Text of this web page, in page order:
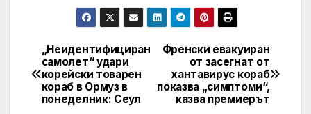
Post
navigation
Френски евакуиран
от засегнат от
хантавирус кораб
показва „симптоми“,
казва премиерът
„Неидентифициран
самолет“ удари
корейски товарен
кораб в Ормуз в
понеделник: Сеул